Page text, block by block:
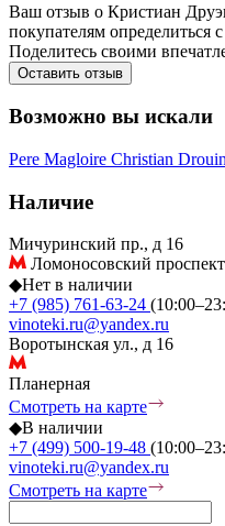
Ваш отзыв о Кристиан
покупателям определиться
Поделитесь своими
Оставить отзыв
Возможно вы искали
Pere Magloire Christian Drouin
Наличие
Мичуринский пр., д 16
Ломоносовский проспект
◆Нет в наличии
+7 (985) 761-63-24
vinoteki.ru@yandex.ru
Воротынская ул., д 16
Планерная
Смотреть на карте
◆В наличии
+7 (499) 500-19-48
vinoteki.ru@yandex.ru
Смотреть на карте